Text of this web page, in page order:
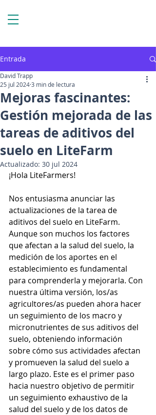
Entrada
Mejoras fascinantes:
Gestión mejorada de las
tareas de aditivos del
suelo en LiteFarm
David Trapp
25 jul 20243 min de lectura
Actualizado: 30 jul 2024
¡Hola LiteFarmers!
Nos entusiasma anunciar las
actualizaciones de la tarea de
aditivos del suelo en LiteFarm.
Aunque son muchos los factores
que afectan a la salud del suelo, la
medición de los aportes en el
establecimiento es fundamental
para comprenderla y mejorarla. Con
nuestra última versión, los/as
agricultores/as pueden ahora hacer
un seguimiento de los macro y
micronutrientes de sus aditivos del
suelo, obteniendo información
sobre cómo sus actividades afectan
y promueven la salud del suelo a
largo plazo. Este es el primer paso
hacia nuestro objetivo de permitir
un seguimiento exhaustivo de la
salud del suelo y de los datos de